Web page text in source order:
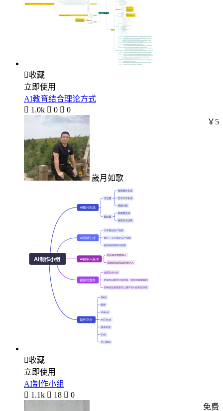
收藏
立即使用
AI教育结合理论方式
 1.0k  0  0
歲月如歌
￥5
收藏
立即使用
AI制作小组
 1.1k  18  0
免费